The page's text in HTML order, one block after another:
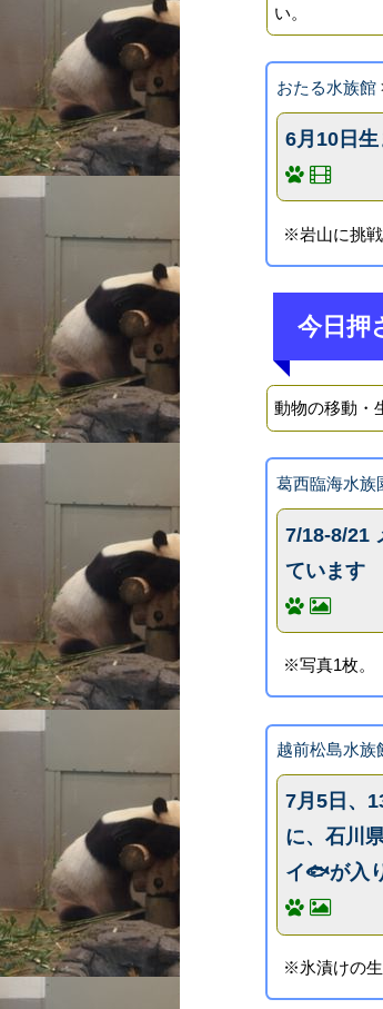
い。
おたる水族館
6月10日生
※岩山に挑
今日押
動物の移動・
葛西臨海水族
7/18-8/21
ています
※写真1枚。
越前松島水族
7月5日、
に、石川
イ🐟が入
※氷漬けの生